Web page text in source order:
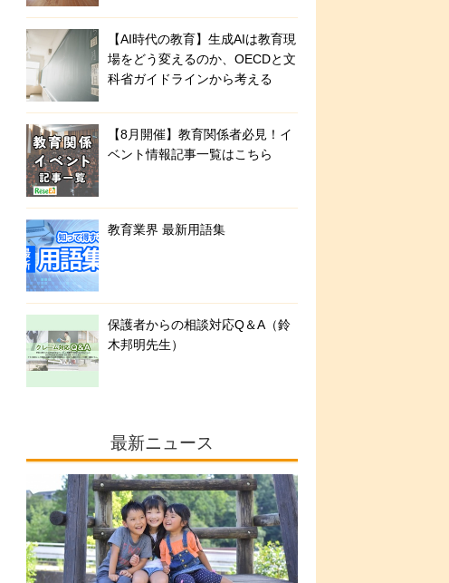
【AI時代の教育】生成AIは教育現
場をどう変えるのか、OECDと文
科省ガイドラインから考える
【8月開催】教育関係者必見！イ
ベント情報記事一覧はこちら
教育業界 最新用語集
保護者からの相談対応Q＆A（鈴
木邦明先生）
最新ニュース